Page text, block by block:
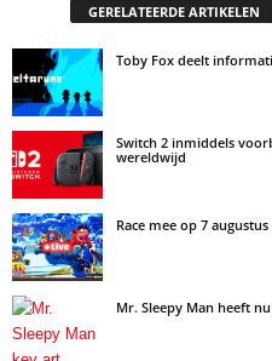
GERELATEERDE ARTIKELEN
Toby Fox deelt
Switch 2 inmiddels
wereldwijd
Race mee op 7
Mr. Sleepy Man heeft